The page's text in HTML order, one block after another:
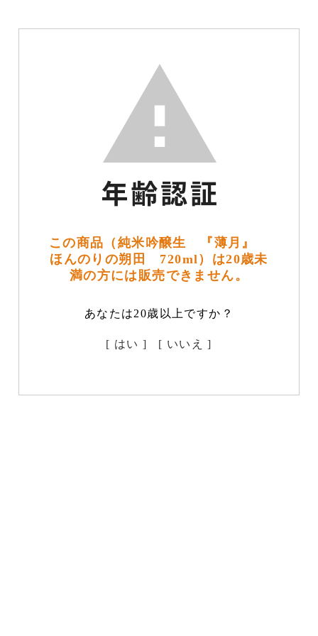
この商品（純米吟醸生 『薄月』
ほんのりの朔田 720ml）は20歳未
満の方には販売できません。
あなたは20歳以上ですか？
[ はい ] [ いいえ ]